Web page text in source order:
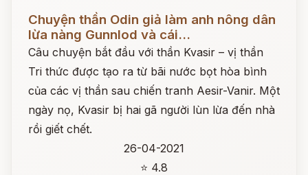
Chuyện thần Odin giả làm anh nông dân
lừa nàng Gunnlod và cái...
Câu chuyện bắt đầu với thần Kvasir – vị thần
Tri thức được tạo ra từ bãi nước bọt hòa bình
của các vị thần sau chiến tranh Aesir-Vanir. Một
ngày nọ, Kvasir bị hai gã người lùn lừa đến nhà
rồi giết chết.
26-04-2021
⭐ 4.8